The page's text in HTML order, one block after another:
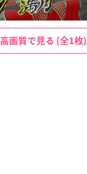
高画質で見る (全1枚)